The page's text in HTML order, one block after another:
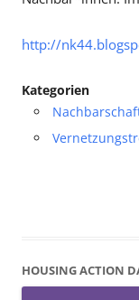
http://
Kategorien
HOUSING ACTION